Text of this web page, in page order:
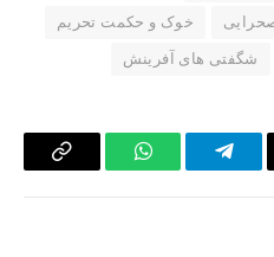
خوک و حکمت تحریم
شگفتی های آفرینش
Telegram
WhatsApp
Copy